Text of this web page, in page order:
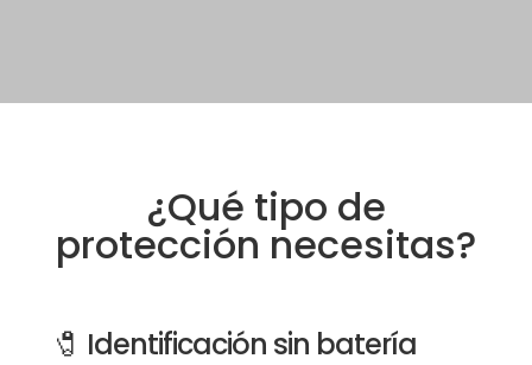
¿Qué tipo de
protección necesitas?
🧷 Identificación sin batería